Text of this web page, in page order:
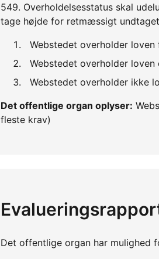
549. Overholdelsesstatus skal
tage højde for retmæssigt
Webstedet overholder loven
Webstedet overholder
Webstedet overholder ikke
Det offentlige organ oplyser:
fleste krav)
Det offentlige organ har mulighed